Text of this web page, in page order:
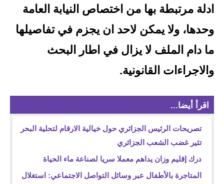
ادلة مرتبطة بها من اختصاص النيابة العامة
وحدها، ولا يمكن لاحد ان يجزم في تفاصيلها
ما دام الملف لا يزال في اطار البحث
والاجراءات القانونية.
اقرأ أيضا...
تصريحات الرئيس الجزائري حول خيالية الارقام لتحلية البحر
تثير غضب الشعب الجزائري
درك إقليم وزان يداهم معملا سريا لصناعة ماء الحياة
المتاجرة بالأطفال عبر وسائل التواصل الاجتماعي: استغلال